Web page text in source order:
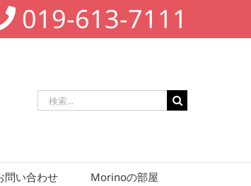
019-613-7111
索
問い合わせ Morinoの部屋